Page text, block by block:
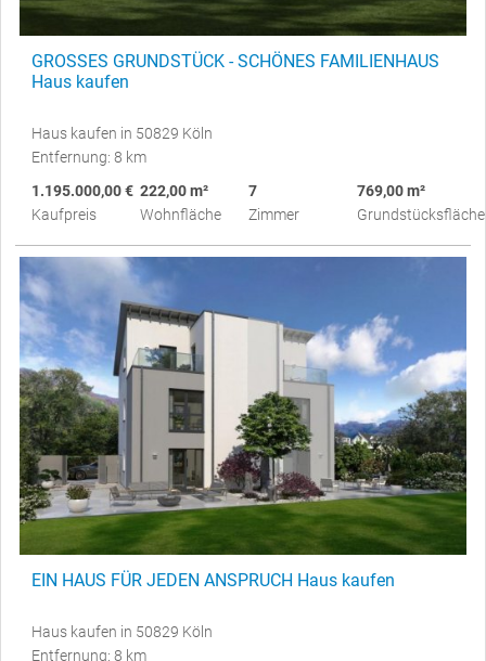
GROSSES GRUNDSTÜCK - SCHÖNES FAMILIENHAUS
Haus kaufen
Haus kaufen in 50829 Köln
Entfernung: 8 km
1.195.000,00 €
Kaufpreis
222,00 m²
Wohnfläche
7
Zimmer
769,00 m²
Grundstücksfläche
EIN HAUS FÜR JEDEN ANSPRUCH Haus kaufen
Haus kaufen in 50829 Köln
Entfernung: 8 km